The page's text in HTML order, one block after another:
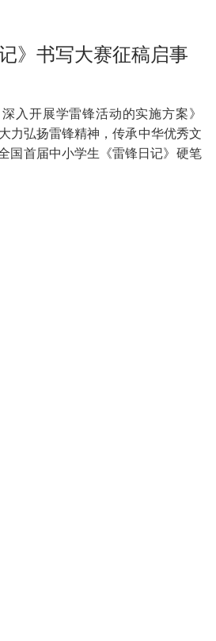
》书写大赛征稿启事
开展学雷锋活动的实施方案》
力弘扬雷锋精神，传承中华优秀文
国首届中小学生《雷锋日记》硬笔